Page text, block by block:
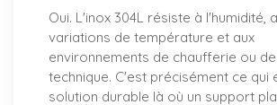
Oui. L'inox 304L résiste à l'humidité,
variations de température et aux
environnements de chaufferie ou
technique. C'est précisément ce qui
solution durable là où un support